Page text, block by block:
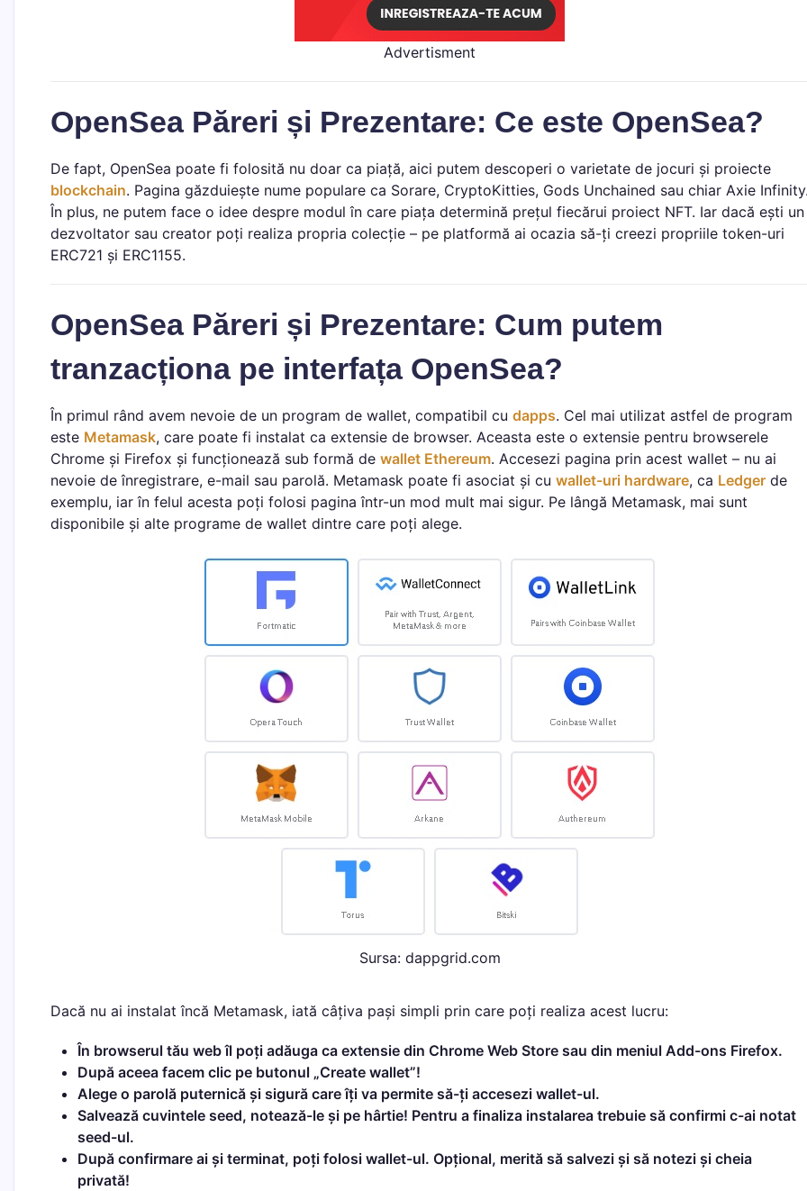
Advertisment
OpenSea Păreri și Prezentare: Ce este OpenSea?
De fapt, OpenSea poate fi folosită nu doar ca piață, aici putem descoperi o varietate de jocuri și proiecte
blockchain. Pagina găzduiește nume populare ca Sorare, CryptoKitties, Gods Unchained sau chiar Axie
În plus, ne putem face o idee despre modul în care piața determină prețul fiecărui proiect NFT. Iar dacă ești un
dezvoltator sau creator poți realiza propria colecție – pe platformă ai ocazia să-ți creezi propriile token-uri
ERC721 și ERC1155.
OpenSea Păreri și Prezentare: Cum putem
tranzacționa pe interfața OpenSea?
În primul rând avem nevoie de un program de wallet, compatibil cu dapps. Cel mai utilizat astfel de program
este Metamask, care poate fi instalat ca extensie de browser. Aceasta este o extensie pentru browserele
Chrome și Firefox și funcționează sub formă de wallet Ethereum. Accesezi pagina prin acest wallet – nu ai
nevoie de înregistrare, e-mail sau parolă. Metamask poate fi asociat și cu wallet-uri hardware, ca Ledger de
exemplu, iar în felul acesta poți folosi pagina într-un mod mult mai sigur. Pe lângă Metamask, mai sunt
disponibile și alte programe de wallet dintre care poți alege.
Sursa: dappgrid.com
Dacă nu ai instalat încă Metamask, iată câțiva pași simpli prin care poți realiza acest lucru:
În browserul tău web îl poți adăuga ca extensie din Chrome Web Store sau din meniul Add-ons Firefox.
După aceea facem clic pe butonul „Create wallet”!
Alege o parolă puternică și sigură care îți va permite să-ți accesezi wallet-ul.
Salvează cuvintele seed, notează-le și pe hârtie! Pentru a finaliza instalarea trebuie să confirmi c-ai notat
seed-ul.
După confirmare ai și terminat, poți folosi wallet-ul. Opțional, merită să salvezi și să notezi și cheia
privată!